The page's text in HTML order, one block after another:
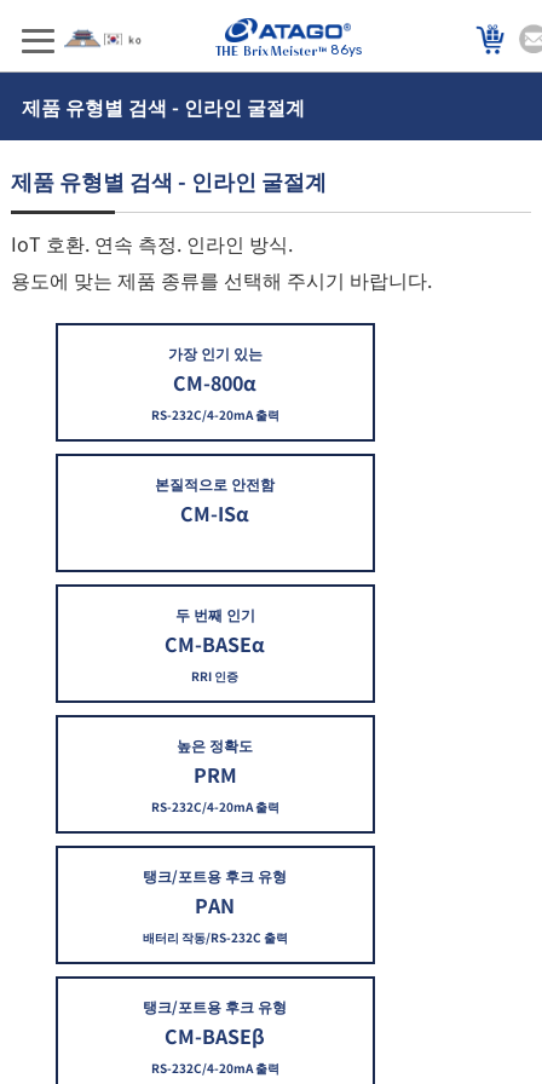
86ys
제품 유형별 검색 - 인라인 굴절계
제품 유형별 검색 - 인라인 굴절계
IoT 호환. 연속 측정. 인라인 방식.
용도에 맞는 제품 종류를 선택해 주시기 바랍니다.
가장 인기 있는
CM-800α
RS-232C/4-20mA 출력
본질적으로 안전함
CM-ISα
두 번째 인기
CM-BASEα
RRI 인증
높은 정확도
PRM
RS-232C/4-20mA 출력
탱크/포트용 후크 유형
PAN
배터리 작동/RS-232C 출력
탱크/포트용 후크 유형
CM-BASEβ
RS-232C/4-20mA 출력